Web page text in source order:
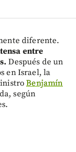
diferente.
entre
Después de un
en Israel, la
Benjamín
según